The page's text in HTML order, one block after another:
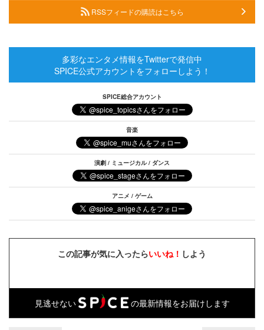
RSSフィードの購読はこちら
多彩なエンタメ情報をTwitterで発信中
SPICE公式アカウントをフォローしよう！
SPICE総合アカウント
音楽
演劇 / ミュージカル / ダンス
アニメ / ゲーム
この記事が気に入ったらいいね！ しよう
見逃せない の最新情報をお届けします